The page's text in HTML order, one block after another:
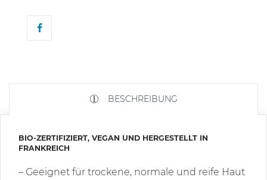
BESCHREIBUNG
BIO-ZERTIFIZIERT, VEGAN UND HERGESTELLT IN
FRANKREICH
– Geeignet für trockene, normale und reife Haut